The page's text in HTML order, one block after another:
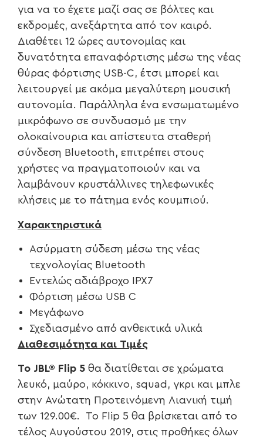
για να το έχετε μαζί σας σε βόλτες και
εκδρομές, ανεξάρτητα από τον καιρό.
Διαθέτει 12 ώρες αυτονομίας και
δυνατότητα επαναφόρτισης μέσω της νέας
θύρας φόρτισης USB-C, έτσι μπορεί και
λειτουργεί με ακόμα μεγαλύτερη μουσική
αυτονομία. Παράλληλα ένα ενσωματωμένο
μικρόφωνο σε συνδυασμό με την
ολοκαίνουρια και απίστευτα σταθερή
σύνδεση Bluetooth, επιτρέπει στους
χρήστες να πραγματοποιούν και να
λαμβάνουν κρυστάλλινες τηλεφωνικές
κλήσεις με το πάτημα ενός κουμπιού.
Xαρακτηριστικά
Ασύρματη σύδεση μέσω της νέας
τεχνολογίας Bluetooth
Eντελώς αδιάβροχο ΙPX7
Φόρτιση μέσω USB C
Μεγάφωνο
Σχεδιασμένο από ανθεκτικά υλικά
Διαθεσιμότητα και Τιμές
Το JBL® Flip 5 θα διατίθεται σε χρώματα
λευκό, μαύρο, κόκκινο, squad, γκρι και μπλε
στην Ανώτατη Προτεινόμενη Λιανική τιμή
των 129.00€. Το Flip 5 θα βρίσκεται από το
τέλος Αυγούστου 2019, στις προθήκες όλων